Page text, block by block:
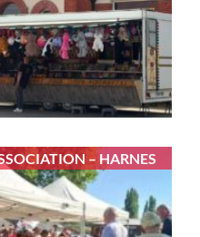
– HARNES